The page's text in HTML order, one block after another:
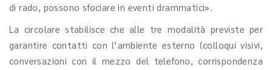
di rado, possono sfociare in eventi drammatici».
La circolare stabilisce che alle tre modalità previste per
garantire contatti con l’ambiente esterno (colloqui visivi,
conversazioni con il mezzo del telefono, corrispondenza